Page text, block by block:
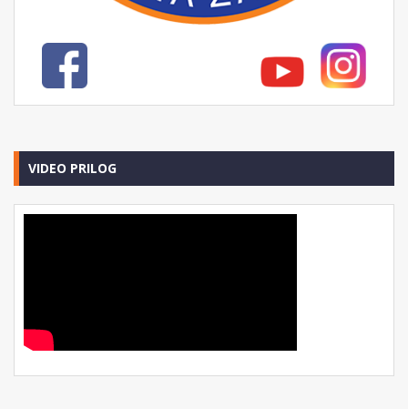
VIDEO PRILOG